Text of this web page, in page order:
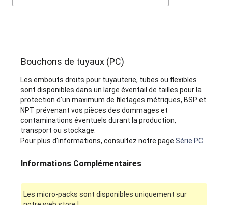
Bouchons de tuyaux (PC)
Les embouts droits pour tuyauterie, tubes ou flexibles
sont disponibles dans un large éventail de tailles pour la
protection d'un maximum de filetages métriques, BSP et
NPT prévenant vos pièces des dommages et
contaminations éventuels durant la production,
transport ou stockage.
Pour plus d'informations, consultez notre pageSérie PC
Informations Complémentaires
Les micro-packs sont disponibles uniquement sur